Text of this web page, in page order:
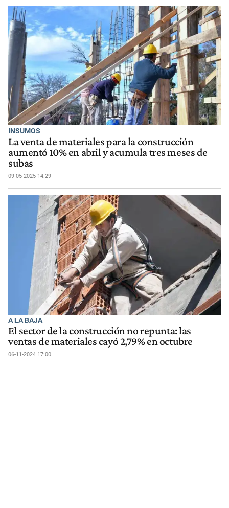
INSUMOS
La venta de materiales para la construcción
aumentó 10% en abril y acumula tres meses de
subas
09-05-2025 14:29
A LA BAJA
El sector de la construcción no repunta: las
ventas de materiales cayó 2,79% en octubre
06-11-2024 17:00